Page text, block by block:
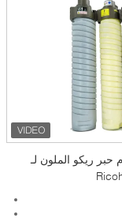
1600 جرام حبر ريكو الملون لـ